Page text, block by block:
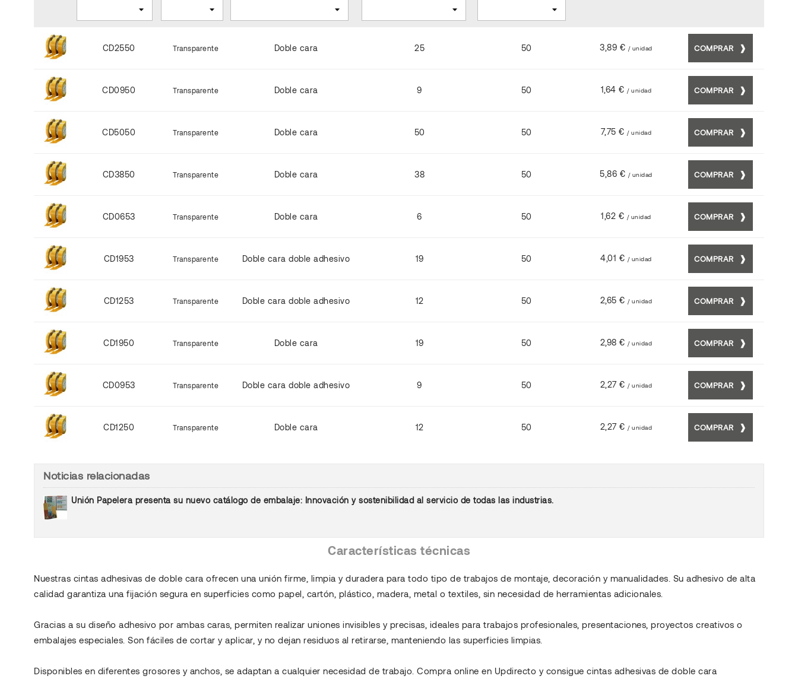
CD2550 Transparente Doble cara 25 50 3,89 € / unidad COMPRAR
CD0950 Transparente Doble cara 9 50 1,64 € / unidad COMPRAR
CD5050 Transparente Doble cara 50 50 7,75 € / unidad COMPRAR
CD3850 Transparente Doble cara 38 50 5,86 € / unidad COMPRAR
CD0653 Transparente Doble cara 6 50 1,62 € / unidad COMPRAR
CD1953 Transparente Doble cara doble adhesivo 19 50 4,01 € / unidad COMPRAR
CD1253 Transparente Doble cara doble adhesivo 12 50 2,65 € / unidad COMPRAR
CD1950 Transparente Doble cara 19 50 2,98 € / unidad COMPRAR
CD0953 Transparente Doble cara doble adhesivo 9 50 2,27 € / unidad COMPRAR
CD1250 Transparente Doble cara 12 50 2,27 € / unidad COMPRAR
Noticias relacionadas
Unión Papelera presenta su nuevo catálogo de embalaje: Innovación y sostenibilidad al servicio de todas las industrias.
Características técnicas
Nuestras cintas adhesivas de doble cara ofrecen una unión firme, limpia y duradera para todo tipo de trabajos de montaje, decoración y manualidades. Su adhesivo de alta
calidad garantiza una fijación segura en superficies como papel, cartón, plástico, madera, metal o textiles, sin necesidad de herramientas adicionales.
Gracias a su diseño adhesivo por ambas caras, permiten realizar uniones invisibles y precisas, ideales para trabajos profesionales, presentaciones, proyectos creativos o
embalajes especiales. Son fáciles de cortar y aplicar, y no dejan residuos al retirarse, manteniendo las superficies limpias.
Disponibles en diferentes grosores y anchos, se adaptan a cualquier necesidad de trabajo. Compra online en Updirecto y consigue cintas adhesivas de doble cara